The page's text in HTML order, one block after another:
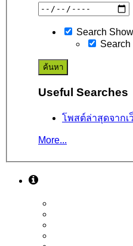
Search
Search
Useful Searches
โพสต์ล่าสุดจากเ
More...